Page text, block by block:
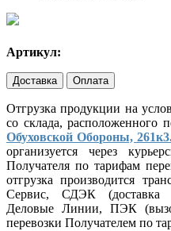
Артикул:
Доставка Оплата
Отгрузка продукции на
со склада, расположенного
Обуховской Обороны,
организуется через
Получателя по тарифам
отгрузка производится
Сервис, СДЭК (доставка
Деловые Линии, ПЭК
перевозки Получателем по